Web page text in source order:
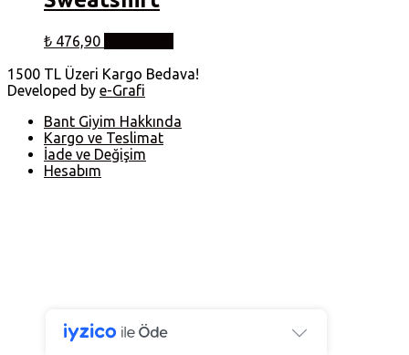
₺ 476,90
Bu
ürünün
birden
var.
1500 TL Üzeri Kargo Bedava!
Developed by e-Grafi
Bant Giyim Hakkında
Kargo ve Teslimat
İade ve Değişim
Hesabım